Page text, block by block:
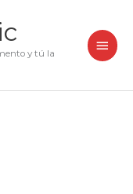
y tú la